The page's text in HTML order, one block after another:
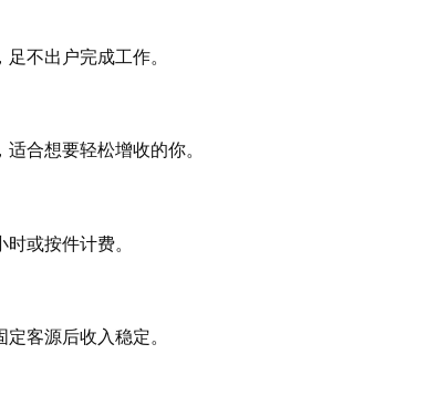
不出户完成工作。
合想要轻松增收的你。
或按件计费。
客源后收入稳定。